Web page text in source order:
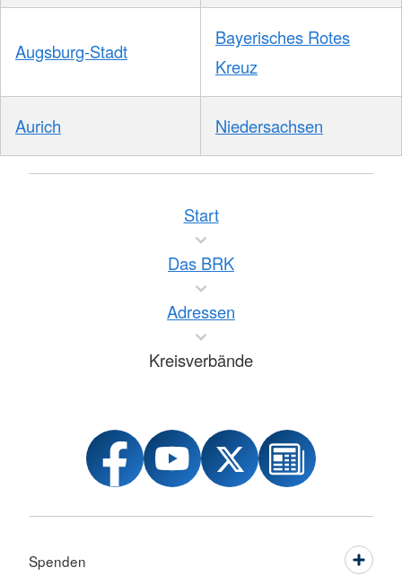
Augsburg-Stadt
Bayerisches Rotes
Kreuz
Aurich Niedersachsen
Start
Das BRK
Adressen
Kreisverbände
Spenden